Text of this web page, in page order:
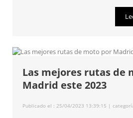
Las mejores rutas de
Madrid este 2023
Publicado el : 25/04/2023 13:39:15 |